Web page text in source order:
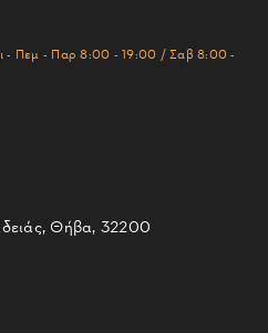
- Πεμ - Παρ 8:00 - 19:00 / Σαβ 8:00 -
Θήβα, 32200